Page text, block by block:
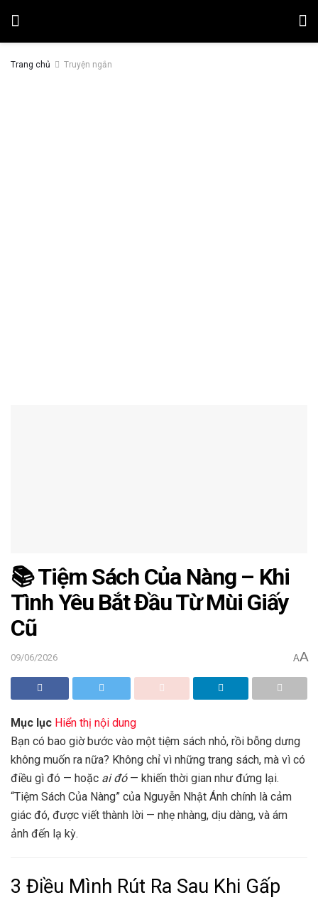
Trang chủ Truyện ngắn
📚 Tiệm Sách Của Nàng – Khi
Tình Yêu Bắt Đầu Từ Mùi Giấy
Cũ
09/06/2026 AA
Mục lục Hiển thị nội dung
Bạn có bao giờ bước vào một tiệm sách nhỏ, rồi bỗng dưng
không muốn ra nữa? Không chỉ vì những trang sách, mà vì có
điều gì đó — hoặc ai đó— khiến thời gian như đứng lại.
“Tiệm Sách Của Nàng” của Nguyễn Nhật Ánh chính là cảm
giác đó, được viết thành lời — nhẹ nhàng, dịu dàng, và ám
ảnh đến lạ kỳ.
3 Điều Mình Rút Ra Sau Khi Gấp